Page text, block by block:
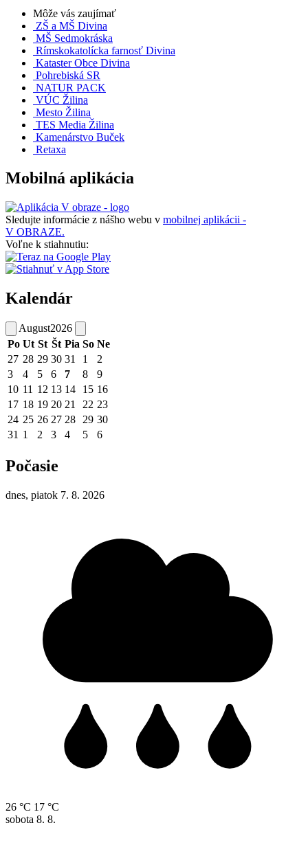
Môže vás zaujímať
ZŠ a MŠ Divina
MŠ Sedmokráska
Rímskokatolícka farnosť Divina
Kataster Obce Divina
Pohrebiská SR
NATUR PACK
VÚC Žilina
Mesto Žilina
TES Media Žilina
Kamenárstvo Buček
Retaxa
Mobilná aplikácia
Sledujte informácie z nášho webu v mobilnej aplikácii -
V OBRAZE.
Voľne k stiahnutiu:
Kalendár
August2026
Po Ut St Št Pia So Ne
27 28 29 30 31 1
2
3
4 5 6 7 8
9
10 11 12 13 14 15 16
17 18 19 20 21 22 23
24 25 26 27 28 29 30
31 1 2 3 4 5 6
Počasie
dnes, piatok 7. 8. 2026
26 °C 17 °C
sobota 8. 8.